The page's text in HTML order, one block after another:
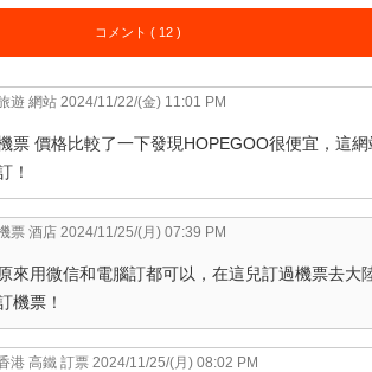
コメント ( 12 )
遊 網站 2024/11/22/(金) 11:01 PM
票 價格比較了一下發現HOPEGOO很便宜，這
！
票 酒店 2024/11/25/(月) 07:39 PM
原來用微信和電腦訂都可以，在這兒訂過機票去
機票！
港 高鐵 訂票 2024/11/25/(月) 08:02 PM